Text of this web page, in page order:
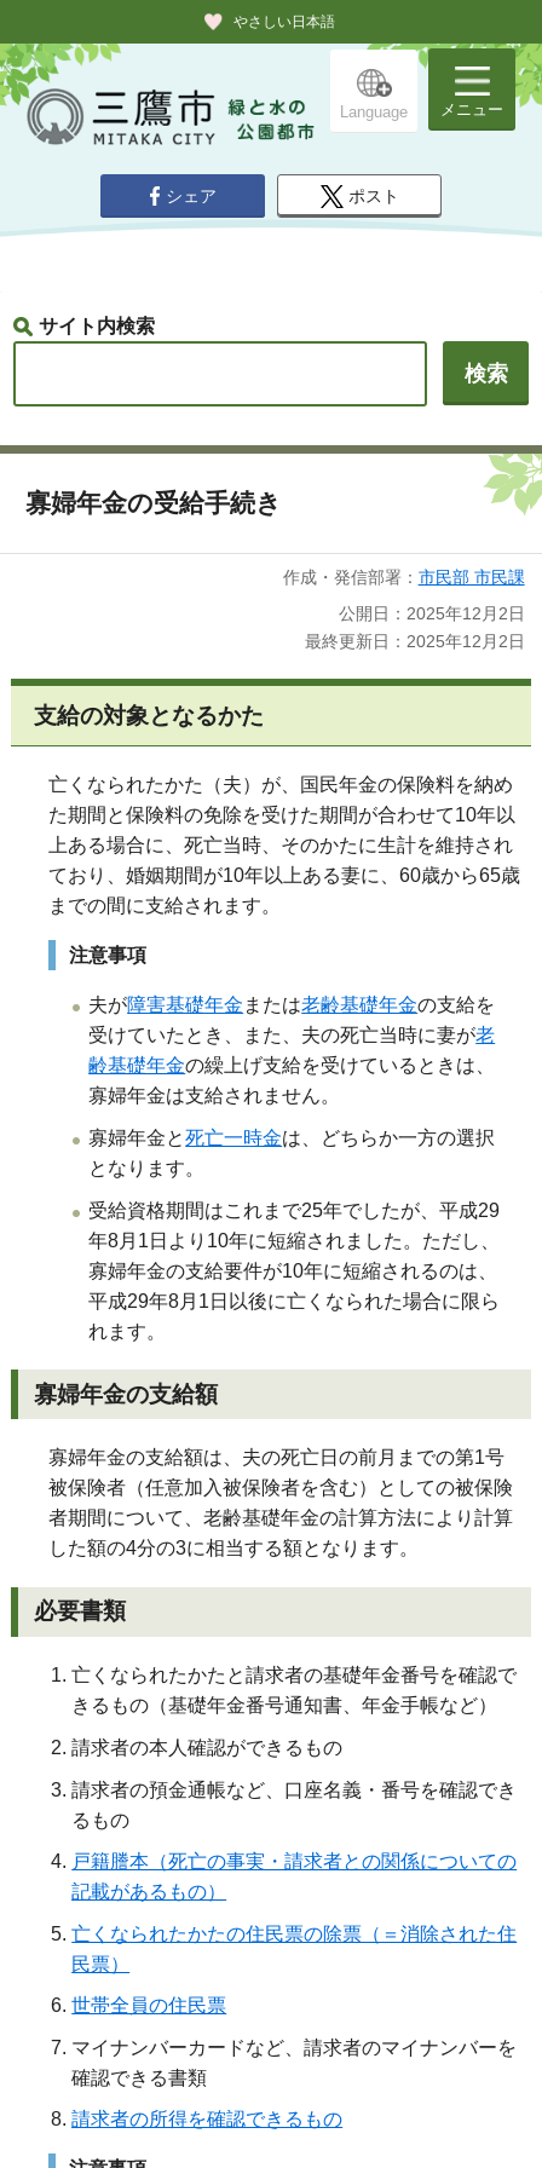
やさしい日本語
Language メニュー
シェア ポスト
サイト内検索
寡婦年金の受給手続き
作成・発信部署： 市民部 市民課
公開日：2025年12月2日
最終更新日：2025年12月2日
支給の対象となるかた
亡くなられたかた（夫）が、国民年金の保険料を納め
た期間と保険料の免除を受けた期間が合わせて10年以
上ある場合に、死亡当時、そのかたに生計を維持され
ており、婚姻期間が10年以上ある妻に、60歳から65歳
までの間に支給されます。
注意事項
夫が障害基礎年金 または老齢基礎年金の支給を
受けていたとき、また、夫の死亡当時に妻が老
齢基礎年金の繰上げ支給を受けているときは、
寡婦年金は支給されません。
寡婦年金と死亡一時金は、どちらか一方の選択
となります。
受給資格期間はこれまで25年でしたが、平成29
年8月1日より10年に短縮されました。ただし、
寡婦年金の支給要件が10年に短縮されるのは、
平成29年8月1日以後に亡くなられた場合に限ら
れます。
寡婦年金の支給額
寡婦年金の支給額は、夫の死亡日の前月までの第1号
被保険者（任意加入被保険者を含む）としての被保険
者期間について、老齢基礎年金の計算方法により計算
した額の4分の3に相当する額となります。
必要書類
亡くなられたかたと請求者の基礎年金番号を確認で
きるもの（基礎年金番号通知書、年金手帳など）
請求者の本人確認ができるもの
請求者の預金通帳など、口座名義・番号を確認でき
るもの
戸籍謄本（死亡の事実・請求者との関係についての
記載があるもの）
亡くなられたかたの住民票の除票（＝消除された住
民票）
世帯全員の住民票
マイナンバーカードなど、請求者のマイナンバーを
確認できる書類
請求者の所得を確認できるもの